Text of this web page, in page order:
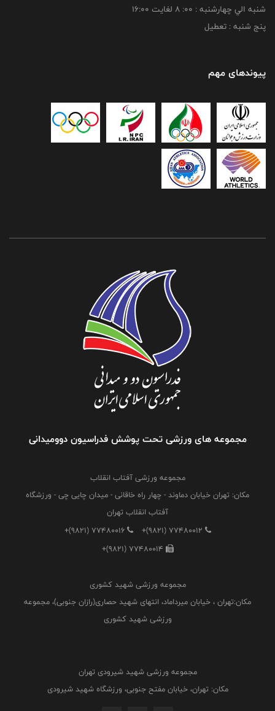
شنبه الي چهارشنبه : 00: 8 لغايت 16:00
پنج شنبه : تعطیل
پیوندهای مهم
مجموعه های ورزشی تحت پوشش فدراسیون دوومیدانی
مجموعه ورزشی آفتاب انقلاب
مکان: تهران خیابان دماوند - چهار راه خاقانی - میدان چایی چی - ورزشگاه
آفتاب انقلاب تهران
+(9821) 77480012
+(9821) 77480016
+(9821) 77480014
مجموعه ورزشی شهید کشوری
مکان:تهران ، خیابان میرداماد، انتهای شهید حصاری(رازان جنوبی)، مجموعه
ورزشی شهید کشوری
مجموعه ورزشی شهید شیرودی تهران
مکان: تهران، خیابان مفتح جنوبی، ورزشگاه شهید شیرودی